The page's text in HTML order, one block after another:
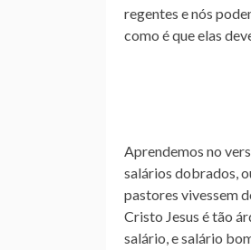
regentes e nós
como é que elas
Aprendemos no
salários dobrados,
pastores vivessem
Cristo Jesus é tão
salário, e salário